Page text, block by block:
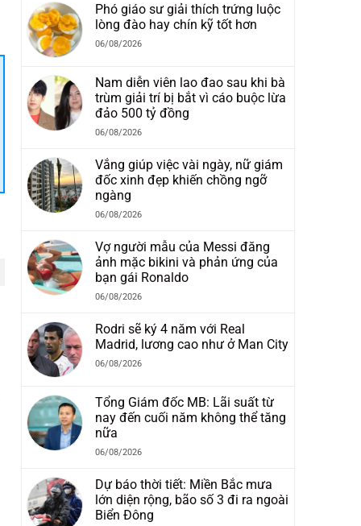
Phó giáo sư giải thích trứng luộc
lòng đào hay chín kỹ tốt hơn
06/08/2026
Nam diễn viên lao đao sau khi bà
trùm giải trí bị bắt vì cáo buộc lừa
đảo 500 tỷ đồng
06/08/2026
Vắng giúp việc vài ngày, nữ giám
đốc xinh đẹp khiến chồng ngỡ
ngàng
06/08/2026
Vợ người mẫu của Messi đăng
ảnh mặc bikini và phản ứng của
bạn gái Ronaldo
06/08/2026
Rodri sẽ ký 4 năm với Real
Madrid, lương cao như ở Man City
06/08/2026
Tổng Giám đốc MB: Lãi suất từ
nay đến cuối năm không thể tăng
nữa
06/08/2026
Dự báo thời tiết: Miền Bắc mưa
lớn diện rộng, bão số 3 đi ra ngoài
Biển Đông